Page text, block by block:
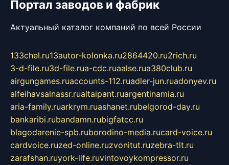
Портал заводов и фабрик
Актуальный каталог компаний по всей России
133chel.ru13autor-kolonka.ru2864420.ru2rich.ru
3-d-file.ru3d-file.rua-cdc.ruaalse.rua380club.ru
airgungames.ruaccounts-112.ruadler-jun.ruadonyev.ru
alfeihavsalnassr.rualtaipant.ruargentinamia.ru
aria-family.ruarkrym.ruashanet.rubelgorod-day.ru
bankaribi.rubandamn.rubigfatcc.ru
blagodarenie-spb.ruborodino-media.rucard-voice.ru
cardvoice.ruzed-online.ruzvonitut.ruzebra-tlt.ru
zarafshan.ruyork-life.ruvintovoykompressor.ru